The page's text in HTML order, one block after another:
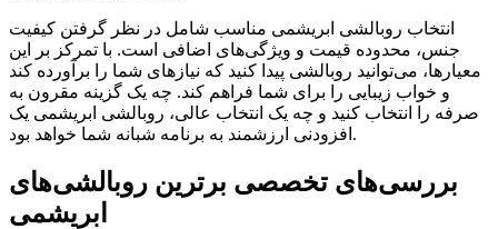
انتخاب روبالشی ابریشمی مناسب شامل در نظر گرفتن کیفیت
جنس، محدوده قیمت و ویژگی‌های اضافی است. با تمرکز بر این
معیارها، می‌توانید روبالشی پیدا کنید که نیازهای شما را برآورده کند
و خواب زیبایی را برای شما فراهم کند. چه یک گزینه مقرون به
صرفه را انتخاب کنید و چه یک انتخاب عالی، روبالشی ابریشمی یک
افزودنی ارزشمند به برنامه شبانه شما خواهد بود.
بررسی‌های تخصصی برترین روبالشی‌های
ابریشمی